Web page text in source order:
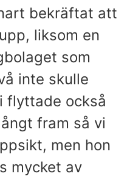
bekräftat att
liksom en
som
inte skulle
flyttade också
fram så vi
men hon
mycket av